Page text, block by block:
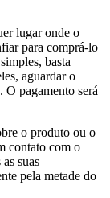
lugar onde o
para comprá-lo
basta
aguardar o
O pagamento será
o produto ou o
contato com o
suas
pela metade do